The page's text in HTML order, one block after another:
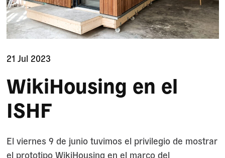
21 Jul 2023
WikiHousing en el
ISHF
El viernes 9 de junio tuvimos el privilegio de mostrar
el prototipo WikiHousing en el marco del